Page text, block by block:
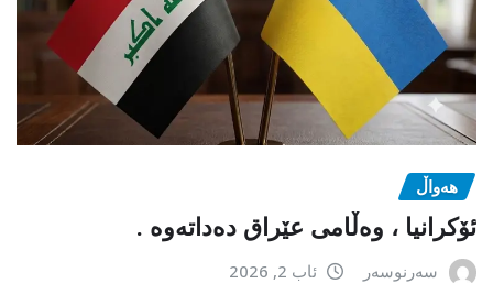
هەواڵ
ئۆکرانیا ، وەڵامی عێراق دەداتەوە .
سەرنوسەر ئاب 2, 2026